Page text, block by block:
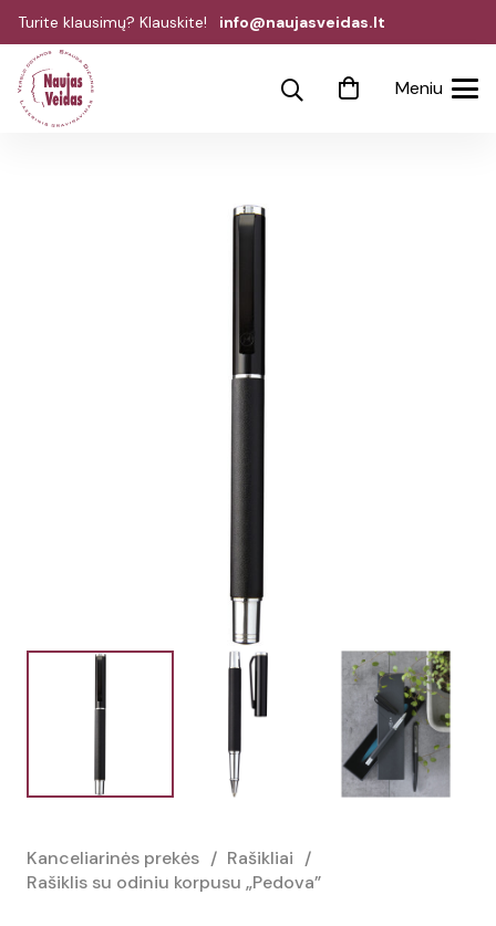
Turite klausimų? Klauskite! info@naujasveidas.lt
Meniu
Kanceliarinės prekės / Rašikliai /
Rašiklis su odiniu korpusu „Pedova”